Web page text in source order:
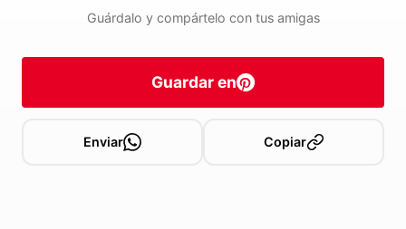
Guárdalo y compártelo con tus amigas
Guardar en
Enviar Copiar